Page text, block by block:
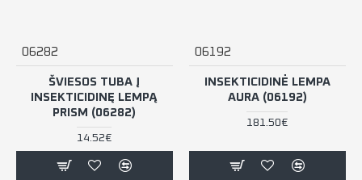
06282
ŠVIESOS TUBA Į
INSEKTICIDINĘ LEMPĄ
PRISM (06282)
14.52€
06192
INSEKTICIDINĖ LEMPA
AURA (06192)
181.50€